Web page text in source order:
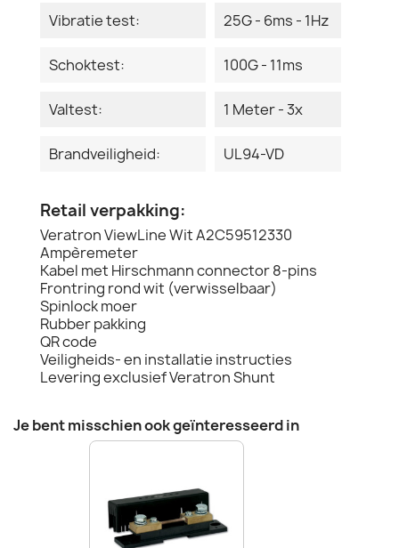
Vibratie test: 25G - 6ms - 1Hz
Schoktest: 100G - 11ms
Valtest: 1 Meter - 3x
Brandveiligheid: UL94-VD
Retail verpakking:
Veratron ViewLine Wit A2C59512330
Ampèremeter
Kabel met Hirschmann connector 8-pins
Frontring rond wit (verwisselbaar)
Spinlock moer
Rubber pakking
QR code
Veiligheids- en installatie instructies
Levering exclusief Veratron Shunt
Je bent misschien ook geïnteresseerd in